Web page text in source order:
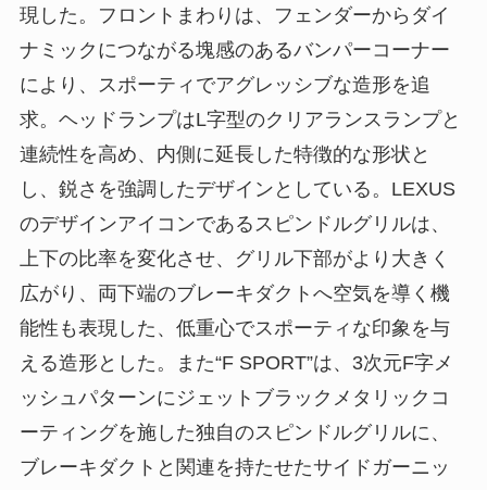
現した。フロントまわりは、フェンダーからダイ
ナミックにつながる塊感のあるバンパーコーナー
により、スポーティでアグレッシブな造形を追
求。ヘッドランプはL字型のクリアランスランプと
連続性を高め、内側に延長した特徴的な形状と
し、鋭さを強調したデザインとしている。LEXUS
のデザインアイコンであるスピンドルグリルは、
上下の比率を変化させ、グリル下部がより大きく
広がり、両下端のブレーキダクトへ空気を導く機
能性も表現した、低重心でスポーティな印象を与
える造形とした。また“F SPORT”は、3次元F字メ
ッシュパターンにジェットブラックメタリックコ
ーティングを施した独自のスピンドルグリルに、
ブレーキダクトと関連を持たせたサイドガーニッ